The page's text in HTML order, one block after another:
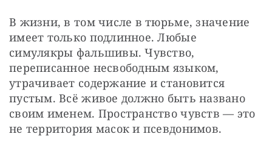
В жизни, в том числе в тюрьме, значение
имеет только подлинное. Любые
симулякры фальшивы. Чувство,
переписанное несвободным языком,
утрачивает содержание и становится
пустым. Всё живое должно быть названо
своим именем. Пространство чувств — это
не территория масок и псевдонимов.